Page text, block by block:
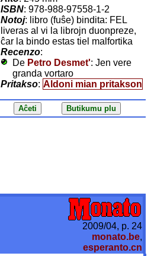
ISBN: 978-988-97558-1-2
Notoj: libro (fuŝe) bindita: FEL
liveras al vi la librojn duonpreze,
ĉar la bindo estas tiel malfortika
Recenzo:
De Petro Desmet': Jen vere
granda vortaro
Pritakso: Aldoni mian pritakson
2009/04, p. 24
monato.be,
esperanto.cn